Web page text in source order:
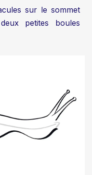
sur le sommet
petites boules